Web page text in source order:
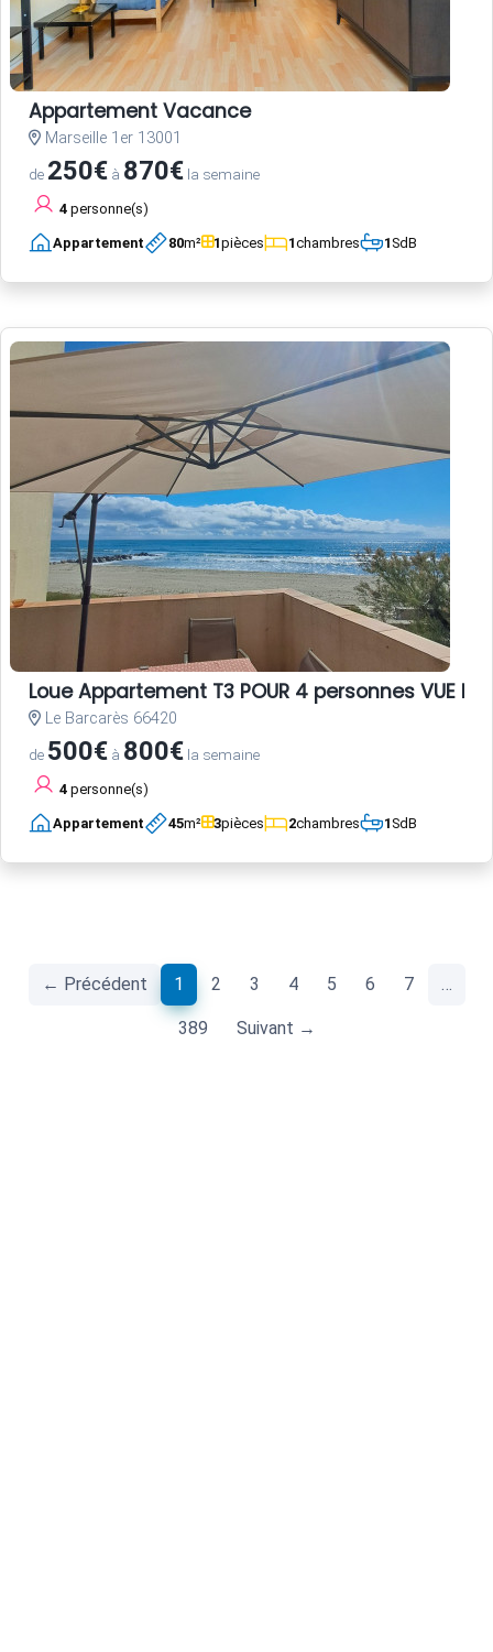
Appartement Vacance
Marseille 1er 13001
de 250€ à 870€ la semaine
4 personne(s)
Appartement 80m² 1pièces 1chambres 1SdB
Loue Appartement T3 POUR 4 personnes VUE
Le Barcarès 66420
de 500€ à 800€ la semaine
4 personne(s)
Appartement 45m² 3pièces 2chambres 1SdB
← Précédent 1 (current)
2 3 4 5 6 7 …
389 Suivant →